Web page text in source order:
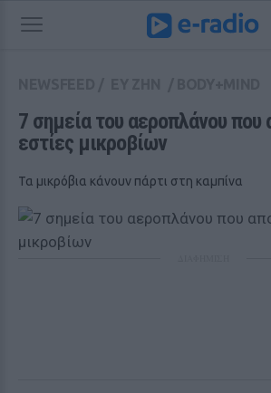
7 σημεία του αεροπλάνου που
εστίες μικροβίων
Τα μικρόβια κάνουν πάρτι στη καμπίνα